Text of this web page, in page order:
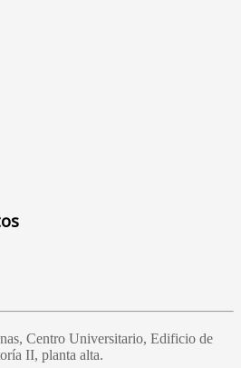
Centro Universitario, Edificio de
II, planta alta.